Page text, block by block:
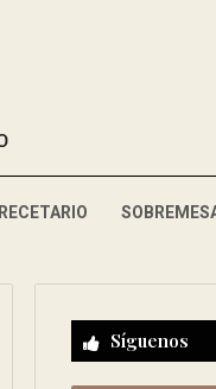
RECETARIO
Síguenos